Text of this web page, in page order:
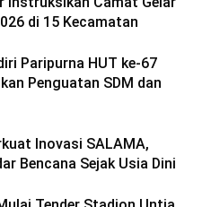
di 15 Kecamatan
Paripurna HUT ke-67
Penguatan SDM dan
Inovasi SALAMA,
Bencana Sejak Usia Dini